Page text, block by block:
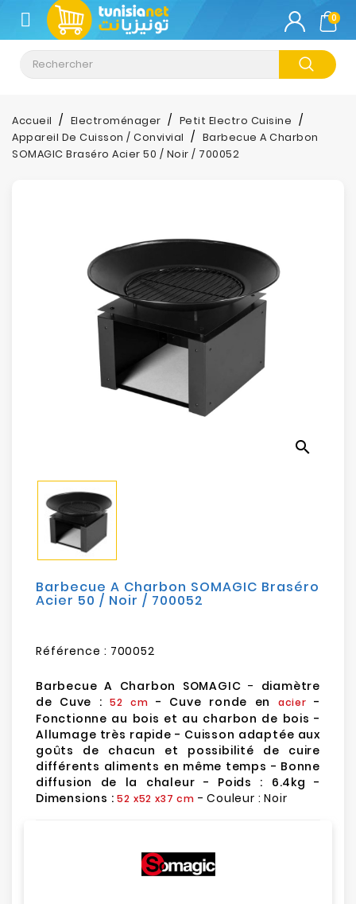
CATÉGORIE
Climatisation
Informatique
Téléphonie
Electroménager
Sécurité
Mobilités
Loisirs
0
Accueil Electroménager
Petit Electro Cuisine
Appareil De Cuisson / Convivial
Barbecue A Charbon
SOMAGIC Braséro Acier 50 / Noir / 700052
search
Barbecue A Charbon SOMAGIC Braséro
Acier 50 / Noir / 700052
Référence : 700052
Barbecue A Charbon SOMAGIC - diamètre
de Cuve : 52 cm - Cuve ronde en acier -
Fonctionne au bois et au charbon de bois -
Allumage très rapide - Cuisson adaptée aux
goûts de chacun et possibilité de cuire
différents aliments en même temps - Bonne
diffusion de la chaleur - Poids : 6.4kg -
Dimensions : 52 x52 x37 cm - Couleur : Noir